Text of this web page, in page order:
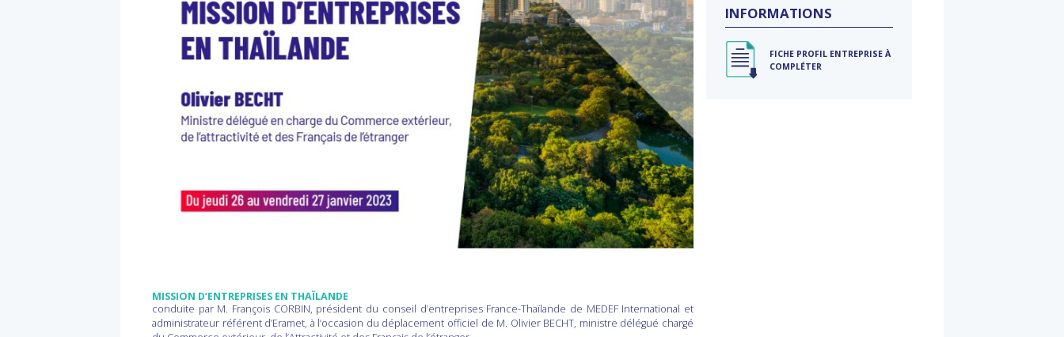
MISSION D’ENTREPRISES EN THAÏLANDE
conduite par M. François CORBIN, président du conseil d’entreprises France-Thaïlande de MEDEF International et
administrateur référent d’Eramet, à l’occasion du déplacement officiel de M. Olivier BECHT, ministre délégué chargé
INFORMATIONS
FICHE PROFIL ENTREPRISE À
COMPLÉTER